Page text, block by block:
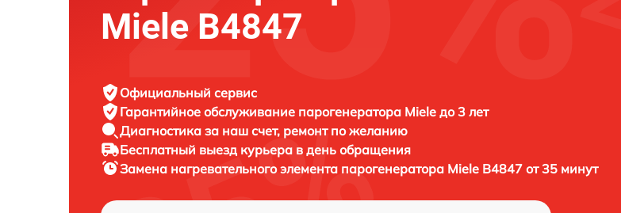
Miele B4847
Официальный сервис
Гарантийное обслуживание парогенератора Miele до 3 лет
Диагностика за наш счет, ремонт по желанию
Бесплатный выезд курьера в день обращения
Замена нагревательного элемента парогенератора Miele B4847 от 35 минут